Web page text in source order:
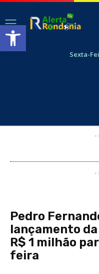
Abrir a barra de ferramentas
Sexta-
-
-
Pedro
lançamento
R$ 1 milhão
feira